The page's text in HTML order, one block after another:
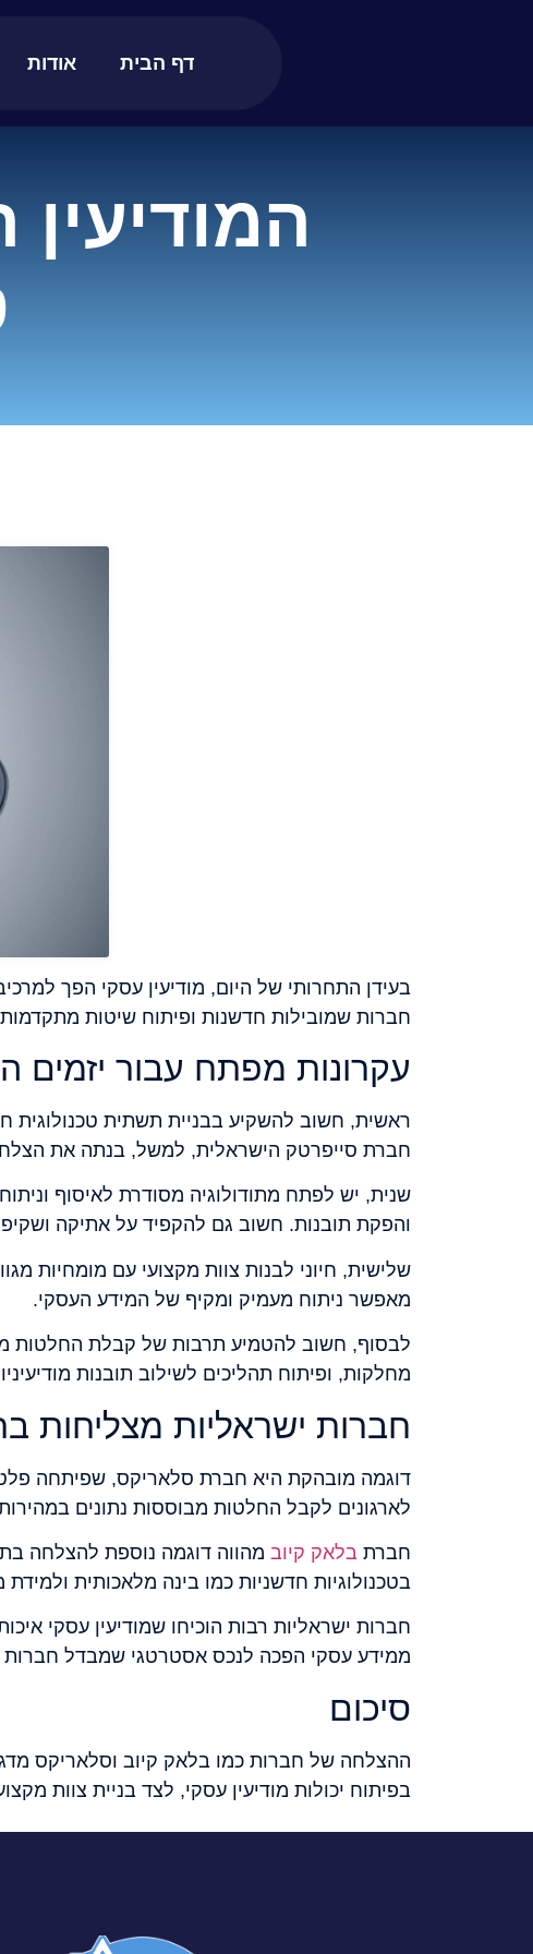
דף הבית אודות
בעידן התחרותי של היום, מודיעין עסקי הפך
חברות שמובילות חדשנות ופיתוח שיטות מתקדמות
עקרונות מפתח עבור יזמים
חברת סייפרטק הישראלית, למשל, בנתה את
שנית, יש לפתח מתודולוגיה מסודרת לאיסוף
והפקת תובנות. חשוב גם להקפיד על אתיקה
שלישית, חיוני לבנות צוות מקצועי עם מומחיות
מאפשר ניתוח מעמיק ומקיף של המידע העסקי.
לבסוף, חשוב להטמיע תרבות של קבלת החלטות
מחלקות, ופיתוח תהליכים לשילוב תובנות
חברות ישראליות מצליחות
דוגמה מובהקת היא חברת סלאריקס, שפיתחה
לארגונים לקבל החלטות מבוססות נתונים
חברת בלאק קיוב
בטכנולוגיות חדשניות כמו בינה מלאכותית
חברות ישראליות רבות הוכיחו שמודיעין עסקי
ממידע עסקי הפכה לנכס אסטרטגי שמבדל
סיכום
ההצלחה של חברות כמו בלאק קיוב וסלאריקס
בפיתוח יכולות מודיעין עסקי, לצד בניית צוות